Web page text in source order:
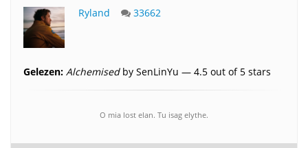
Ryland 33662
Gelezen: Alchemisedby SenLinYu — 4.5 out of 5 stars
O mia lost elan. Tu isag elythe.